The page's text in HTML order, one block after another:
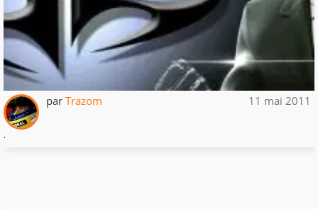
par Trazom 11 mai 2011
.